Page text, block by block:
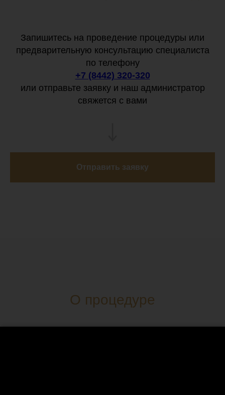
Запишитесь на проведение процедуры или
предварительную консультацию специалиста
по телефону
+7 (8442) 320-320
или отправьте заявку и наш администратор
свяжется с вами
Отправить заявку
О процедуре